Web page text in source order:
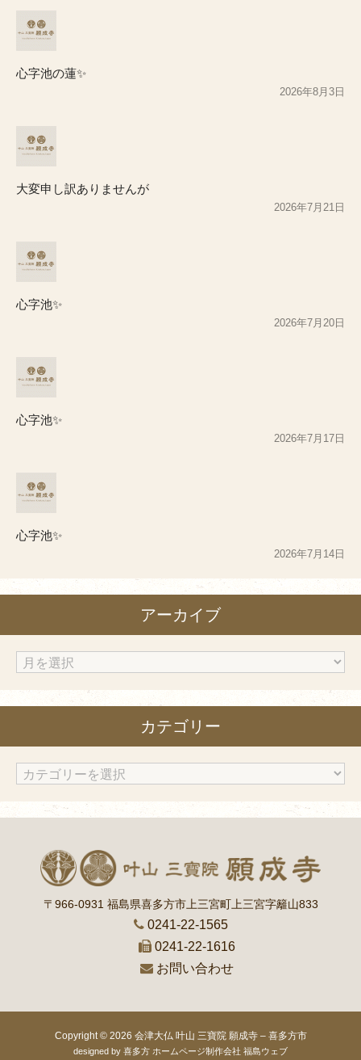
心字池の蓮✨
2026年8月3日
大変申し訳ありませんが
2026年7月21日
心字池✨
2026年7月20日
心字池✨
2026年7月17日
心字池✨
2026年7月14日
アーカイブ
ア
カ
ブ
カテゴリー
カ
ゴ
〒966-0931 福島県喜多方市上三宮町上三宮字籬山833
0241-22-1565
0241-22-1616
お問い合わせ
Copyright © 2026 会津大仏 叶山 三寶院 願成寺 – 喜多方市
designed by 喜多方 ホームページ制作会社 福島ウェブ